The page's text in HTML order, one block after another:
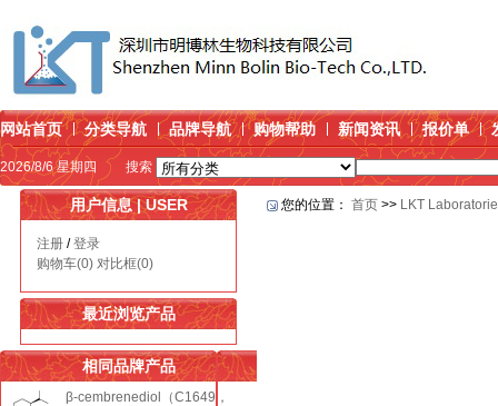
网站首页 分类导航 品牌导航 购物帮助 新闻资讯 报价单
2026/8/6 星期四 搜索
用户信息 | USER
注册 /登录
购物车(0) 对比框(0)
最近浏览产品
相同品牌产品
β-cembrenediol（C1649，
您的位置： 首页 >> LKT